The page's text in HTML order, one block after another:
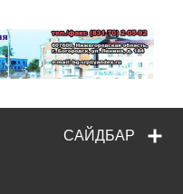
САЙДБАР